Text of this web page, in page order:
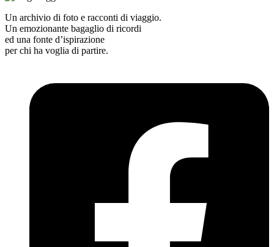
Un archivio di foto e racconti di viaggio.
Un emozionante bagaglio di ricordi
ed una fonte d’ispirazione
per chi ha voglia di partire.